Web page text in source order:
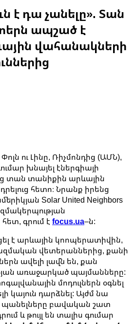
է դա չանելը». Տան
ապշած է
վահանակների
ու Լինը, Ռիչմոնդից (ԱՄՆ),
խնայել էներգիայի
տան տանիքին արևային
հետո։ Նրանք իրենց
Solar United Neighbors
գրում է focus.ua–ն:
է արևային կոոպերատիվին,
վետերաններից, քանի
ավելի լավն են, քան
առաջարկած պայմանները:
մոդուլներն օգնել
կայուն դարձնել: Այժմ նա
պանելները բավական շատ
և թույլ են տալիս գումար